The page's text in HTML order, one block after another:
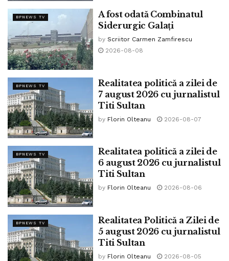
Credit foto: Facebook Titi Sultan
Pe 5 iulie, Călin Georgescu a fost la Izbiceni-Olt unde a
fost așteptat de o mulțime numeroasă.
Ministrul interimar al Muncii a demis-o pe șefa Agenției
Dizabilități, Alexandra Zară pentru că nu l-ar fi informat
despre ancheta DIICOT.
Șefa demisă a spus că risca dosar penal dacă dezvăluia
ceva despre care i se spusese că nu trebuie dezvăluit.
Acestea și alte știri vor fi comentate de către Titi Sultan
care a scris pe Facebook:
„În această seară, începând cu ora 19.00, vă dau întâlnire
BPNEWS TV
A fost odată Combinatul
Siderurgic Galați
by Scriitor Carmen Zamfirescu
2026-08-08
BPNEWS TV
Realitatea politică a zilei de
7 august 2026 cu jurnalistul
Titi Sultan
by Florin Olteanu 2026-08-07
BPNEWS TV
Realitatea politică a zilei de
6 august 2026 cu jurnalistul
Titi Sultan
by Florin Olteanu 2026-08-06
BPNEWS TV
Realitatea Politică a Zilei de
5 august 2026 cu jurnalistul
Titi Sultan
by Florin Olteanu 2026-08-05